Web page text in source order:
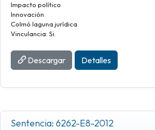
Impacto político
Innovación
Colmó laguna jurídica
Vinculancia: Si.
Descargar Detalles
Sentencia: 6262-E8-2012